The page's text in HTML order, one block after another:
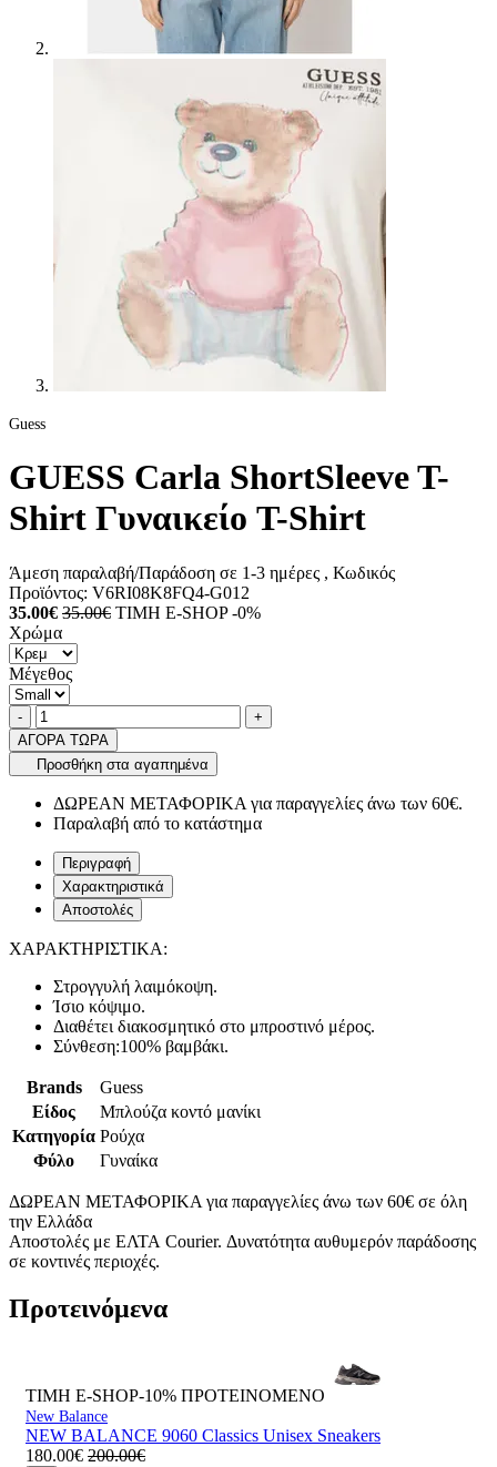
Guess
GUESS Carla ShortSleeve T-
Shirt Γυναικείο T-Shirt
Άμεση παραλαβή/Παράδοση σε 1-3 ημέρες , Κωδικός
Προϊόντος: V6RI08K8FQ4-G012
35.00€ 35.00€ ΤΙΜΗ E-SHOP -0%
Χρώμα
Μέγεθος
Ποσότητα
-product.increase.quantity +
ΑΓΟΡΑ ΤΩΡΑ
Προσθήκη στα αγαπημένα
ΔΩΡΕΑΝ ΜΕΤΑΦΟΡΙΚΑ για παραγγελίες άνω των 60€.
Παραλαβή από το κατάστημα
Περιγραφή
Χαρακτηριστικά
Αποστολές
ΧΑΡΑΚΤΗΡΙΣΤΙΚΑ:
Στρογγυλή λαιμόκοψη.
Ίσιο κόψιμο.
Διαθέτει διακοσμητικό στο μπροστινό μέρος.
Σύνθεση:100% βαμβάκι.
Brands
Guess
Είδος
Μπλούζα κοντό μανίκι
Κατηγορία Ρούχα
Φύλο
Γυναίκα
ΔΩΡΕΑΝ ΜΕΤΑΦΟΡΙΚΑ για παραγγελίες άνω των 60€ σε όλη
την Ελλάδα
Αποστολές με ΕΛΤΑ Courier. Δυνατότητα αυθυμερόν παράδοσης
σε κοντινές περιοχές.
Προτεινόμενα
ΤΙΜΗ E-SHOP-10% ΠΡΟΤΕΙΝΟΜΕΝΟ
New Balance
NEW BALANCE 9060 Classics Unisex Sneakers
180.00€ 200.00€